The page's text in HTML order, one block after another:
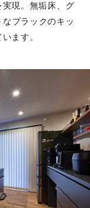
現。無垢床、グ
ブラックのキッ
ます。